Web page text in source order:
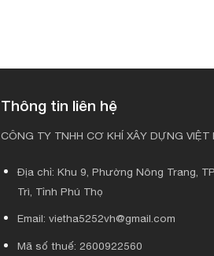
Thông tin liên hệ
CÔNG TY TNHH CƠ KHÍ XÂY DỰNG VIỆT
Địa chỉ: Khu 9, Phường Nông Trang,
Trì, Tỉnh Phú Thọ
Email: vietha5252vh@gmail.com
Mã số thuế: 2600922560